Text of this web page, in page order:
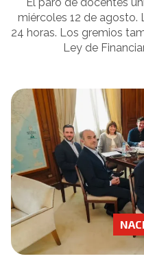
El paro de docentes
miércoles 12 de agosto.
24 horas. Los gremios
Ley de